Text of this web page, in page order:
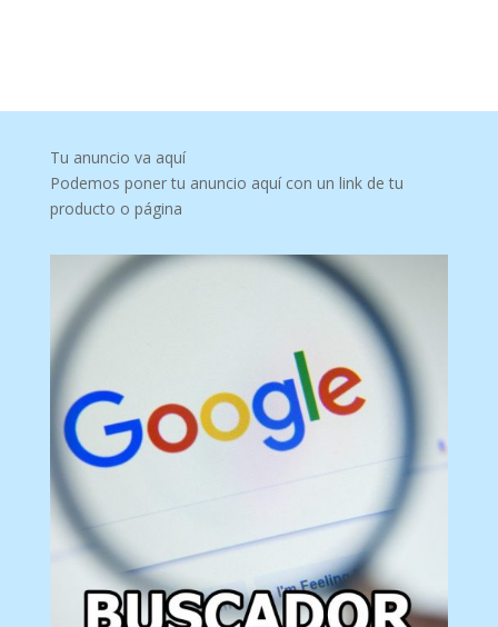
Tu anuncio va aquí
Podemos poner tu anuncio aquí con un link de tu
producto o página